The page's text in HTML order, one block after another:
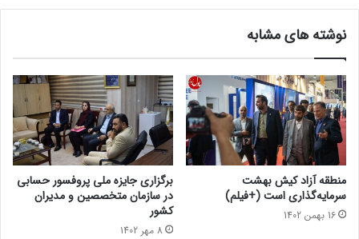
نوشته های مشابه
منطقه آزاد کیش بهشت
سرمایه‌گذاری است (+فیلم)
16 بهمن 1402
برگزاری جایزه ملی پروفسور حسابی
در سازمان متخصصین و مدیران
کشور
8 مهر 1402